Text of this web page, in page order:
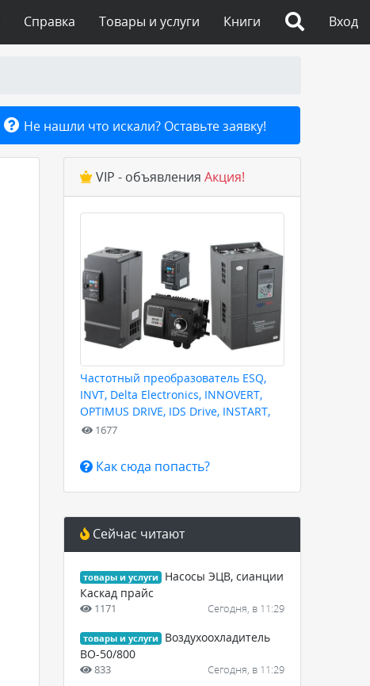
Вход
Книги
Товары и услуги
Справка
Не нашли что искали? Оставьте заявку!
VIP - объявления Акция!
Частотный преобразователь ESQ,
INVT, Delta Electronics, INNOVERT,
OPTIMUS DRIVE, IDS Drive, INSTART,
HYUNDAI для любых задач
1677
Как сюда попасть?
Сейчас читают
товары и услуги
Насосы ЭЦВ, сианции
Каскад прайс
1171 Сегодня, в 11:29
товары и услуги
Воздухоохладитель
ВО-50/800
833 Сегодня, в 11:29